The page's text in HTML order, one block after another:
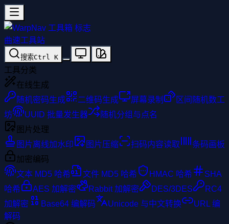
曲速工具站
搜索Ctrl K
工具分类
在线生成
随机密码生成
二维码生成 屏幕录制
区间随机数工
坊
UUID 批量发生器
随机分组与点名
图片处理
图片离线加水印
图片压缩 扫码内容读取
条码画板
加密编码
文本 MD5 哈希
文件 MD5 哈希 HMAC 哈希
SHA
哈希
AES 加解密 Rabbit 加解密 DES/3DES
RC4
加解密
Base64 编解码 Unicode 与中文转换
URL 编
解码